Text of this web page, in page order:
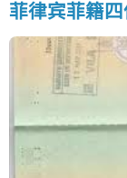
菲律宾菲籍